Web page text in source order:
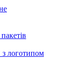
з логотипом